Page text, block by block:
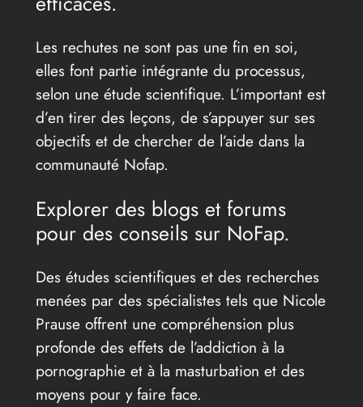
Les rechutes ne sont pas une fin en soi,
elles font partie intégrante du processus,
selon une étude scientifique. L’important est
d’en tirer des leçons, de s’appuyer sur ses
objectifs et de chercher de l’aide dans la
communauté Nofap.
Explorer des blogs et forums
pour des conseils sur NoFap.
Des études scientifiques et des recherches
menées par des spécialistes tels que Nicole
Prause offrent une compréhension plus
profonde des effets de l’addiction à la
pornographie et à la masturbation et des
moyens pour y faire face.